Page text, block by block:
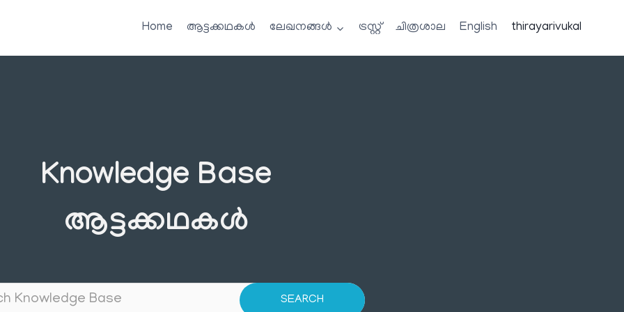
Home ആട്ടക്കഥകൾ ലേഖനങ്ങൾ ട്രസ്റ്റ് ചിത്രശാല English thirayarivukal
Knowledge Base
ആട്ടക്കഥകൾ